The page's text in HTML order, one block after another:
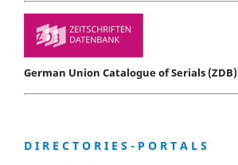
German Union Catalogue of Serials (ZDB)
D I R E C T O R I E S - P O R T A L S